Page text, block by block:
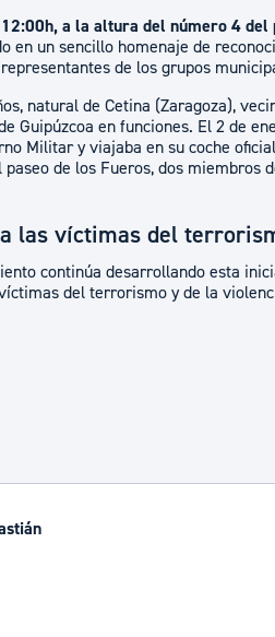
12:00h, a la altura del número 4 del
en un sencillo homenaje de
de los grupos
natural de Cetina (Zaragoza),
Guipúzcoa en funciones. El 2 de
Militar y viajaba en su coche
de los Fueros, dos
las víctimas del
continúa desarrollando esta
del terrorismo y de la